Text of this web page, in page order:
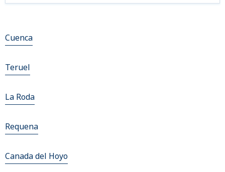
Cuenca
Teruel
La Roda
Requena
Canada del Hoyo